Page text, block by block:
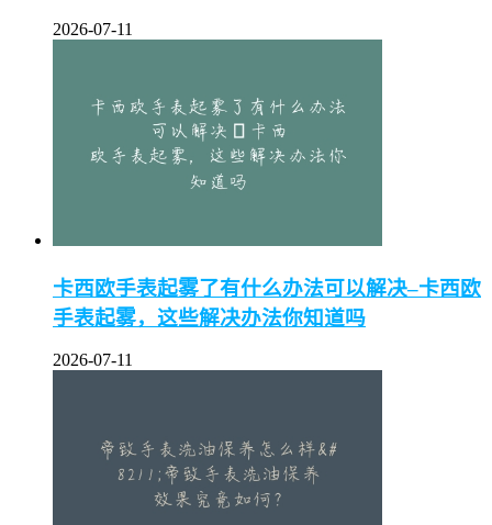
2026-07-11
卡西欧手表起雾了有什么办法可以解决–卡西欧
手表起雾，这些解决办法你知道吗
2026-07-11